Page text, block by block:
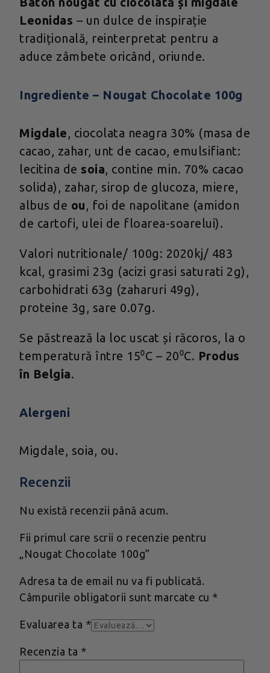
Leonidas – un dulce de inspirație
tradițională, reinterpretat pentru a
aduce zâmbete oricând, oriunde.
Ingrediente – Nougat Chocolate 100g
Migdale, ciocolata neagra 30% (masa de
cacao, zahar, unt de cacao, emulsifiant:
lecitina de soia, contine min. 70% cacao
solida), zahar, sirop de glucoza, miere,
albus de ou, foi de napolitane (amidon
de cartofi, ulei de floarea-soarelui).
Valori nutritionale/ 100g: 2020kj/ 483
kcal, grasimi 23g (acizi grasi saturati 2g),
carbohidrati 63g (zaharuri 49g),
proteine 3g, sare 0.07g.
Se păstrează la loc uscat și răcoros, la o
temperatură între 15⁰C – 20⁰C. Produs
în Belgia.
Alergeni
Migdale, soia, ou.
Recenzii
Nu există recenzii până acum.
Fii primul care scrii o recenzie pentru
„Nougat Chocolate 100g”
Adresa ta de email nu va fi publicată.
Câmpurile obligatorii sunt marcate cu *
Evaluarea ta *
Recenzia ta *